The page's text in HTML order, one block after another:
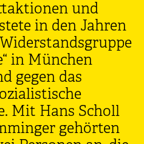
und
in den Jahren
Widerstandsgruppe
in München
gegen das
Mit Hans Scholl
gehörten